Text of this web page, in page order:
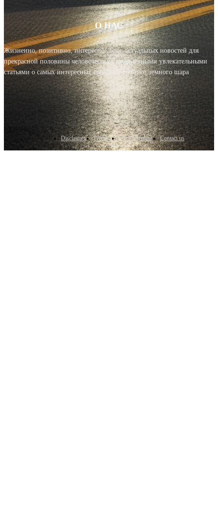
О НАС
Жизненно, позитивно, интересно! Блог актуальных новостей для
прекрасной половины человечества с ежедневными увлекательными
статьями о самых интересных событиях со всего земного шара
Disclaimer Privacy Advertisement Contact us